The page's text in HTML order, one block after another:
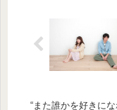
“また誰かを好きに